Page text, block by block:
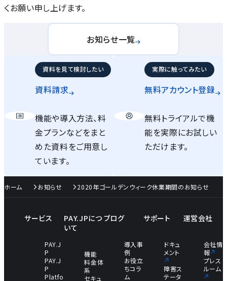
くお願い申し上げます。
お知らせ一覧
資料を見て検討したい
資料請求
機能や導入方法、料
金プランなどをまと
めた資料をご用意し
ています。
実際に触ってみたい
無料アカウント登録
無料トライアルで機
能を実際にお試しい
ただけます。
ホーム お知らせ 2020年ゴールデンウィーク休業期間のお知らせ
サービス
PAY.J
P
PAY.J
P
Platfo
PAY.JPにつ
いて
機能
料金体
系
セキュ
ブログ
導入事
例
お役立
ちコラ
ム
サポート
ドキュ
メント
障害ス
テータ
運営会社
会社情
報
プレス
ルーム